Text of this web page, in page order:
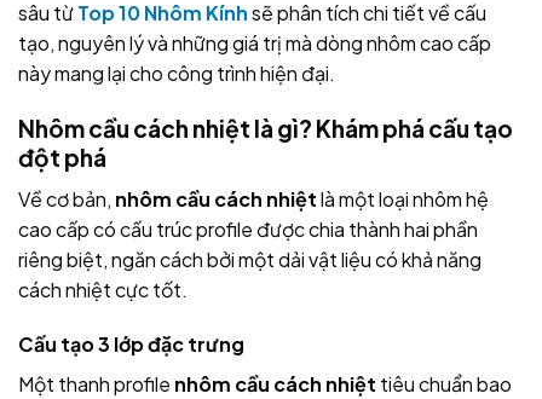
sâu từTop 10 Nhôm Kínhsẽ phân tích chi tiết về cấu
tạo, nguyên lý và những giá trị mà dòng nhôm cao cấp
này mang lại cho công trình hiện đại.
Nhôm cầu cách nhiệt là gì? Khám phá cấu tạo
đột phá
Về cơ bản, nhôm cầu cách nhiệtlà một loại nhôm hệ
cao cấp có cấu trúc profile được chia thành hai phần
riêng biệt, ngăn cách bởi một dải vật liệu có khả năng
cách nhiệt cực tốt.
Cấu tạo 3 lớp đặc trưng
Một thanh profile nhôm cầu cách nhiệt tiêu chuẩn bao